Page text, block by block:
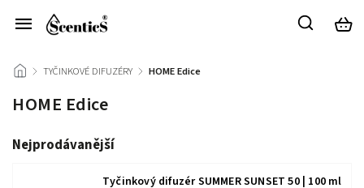
/ TYČINKOVÉ DIFUZÉRY / HOME Edice
HOME Edice
Nejprodávanější
Tyčinkový difuzér SUMMER SUNSET 50 | 100 ml